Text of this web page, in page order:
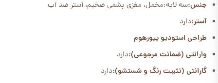
جنس:سه لایه:مخمل، مغزی پشمی ضخیم، آستر ضد آب
آستر:دارد
طراحی استودیو پیورهوم
وارانتی (ضمانت مرجوعی):دارد
گارانتی (تثبیت رنگ و شستشو):دارد